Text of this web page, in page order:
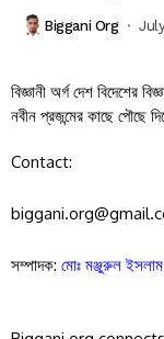
Biggani Org
বিজ্ঞানী অর্গ দেশ বিদেশের
নবীন প্রজন্মের কাছে পৌছে
Contact:
সম্পাদক: মোঃ মঞ্জুরুল ইসলাম